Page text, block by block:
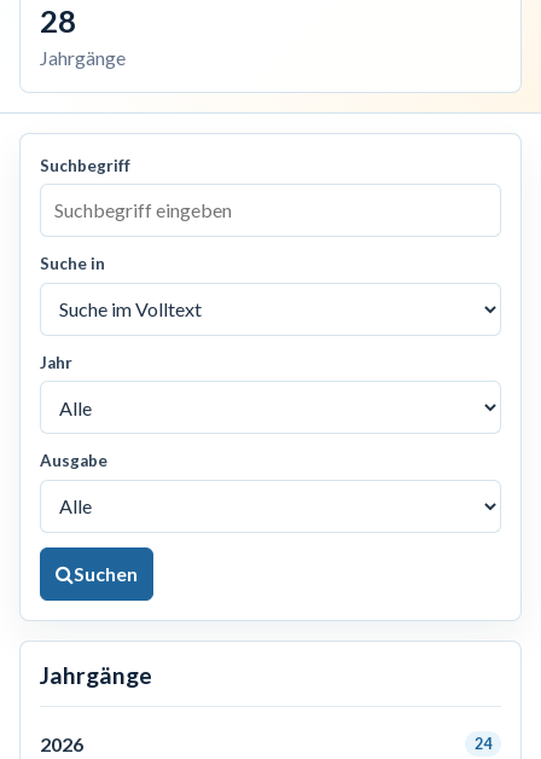
28
Jahrgänge
Suchbegriff
Suche in
Jahr
Ausgabe
Suchen
Jahrgänge
2026 24